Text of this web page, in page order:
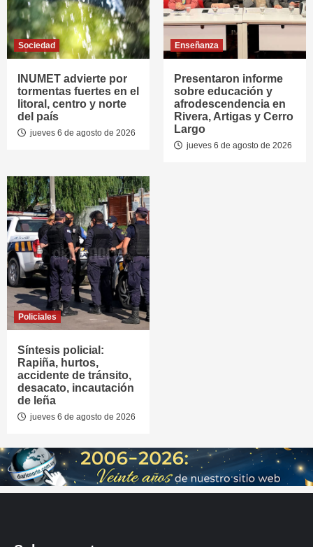
Sociedad
INUMET advierte por
tormentas fuertes en el
litoral, centro y norte
del país
jueves 6 de agosto de 2026
Enseñanza
Presentaron informe
sobre educación y
afrodescendencia en
Rivera, Artigas y Cerro
Largo
jueves 6 de agosto de 2026
Policiales
Síntesis policial:
Rapiña, hurtos,
accidente de tránsito,
desacato, incautación
de leña
jueves 6 de agosto de 2026